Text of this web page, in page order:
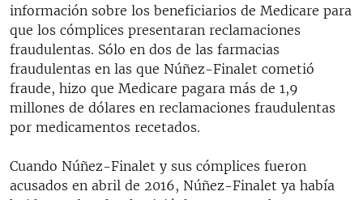
información sobre los beneficiarios de Medicare para
que los cómplices presentaran reclamaciones
fraudulentas. Sólo en dos de las farmacias
fraudulentas en las que Núñez-Finalet cometió
fraude, hizo que Medicare pagara más de 1,9
millones de dólares en reclamaciones fraudulentas
por medicamentos recetados.
Cuando Núñez-Finalet y sus cómplices fueron
acusados en abril de 2016, Núñez-Finalet ya había